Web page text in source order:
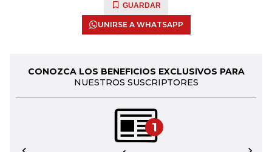
GUARDAR
UNIRSE A WHATSAPP
CONOZCA LOS BENEFICIOS EXCLUSIVOS PARA
NUESTROS SUSCRIPTORES
1